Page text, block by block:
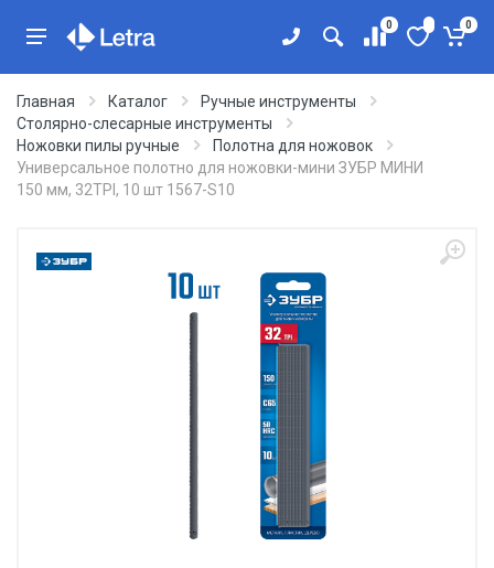
0 0
Главная Каталог
Ручные инструменты
Столярно-слесарные инструменты
Ножовки пилы ручные
Полотна для ножовок
Универсальное полотно для ножовки-мини ЗУБР МИНИ
150 мм, 32TPI, 10 шт 1567-S10